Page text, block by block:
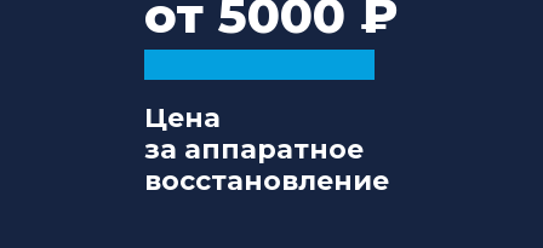
от 5000
Цена
за аппаратное
восстановление